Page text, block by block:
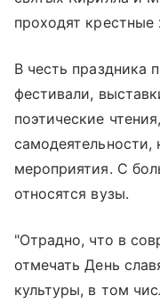
проходят крестные
В честь праздника
фестивали,
поэтические
самодеятельности,
мероприятия. С
относятся вузы.
"Отрадно, что в
отмечать День
культуры, в том